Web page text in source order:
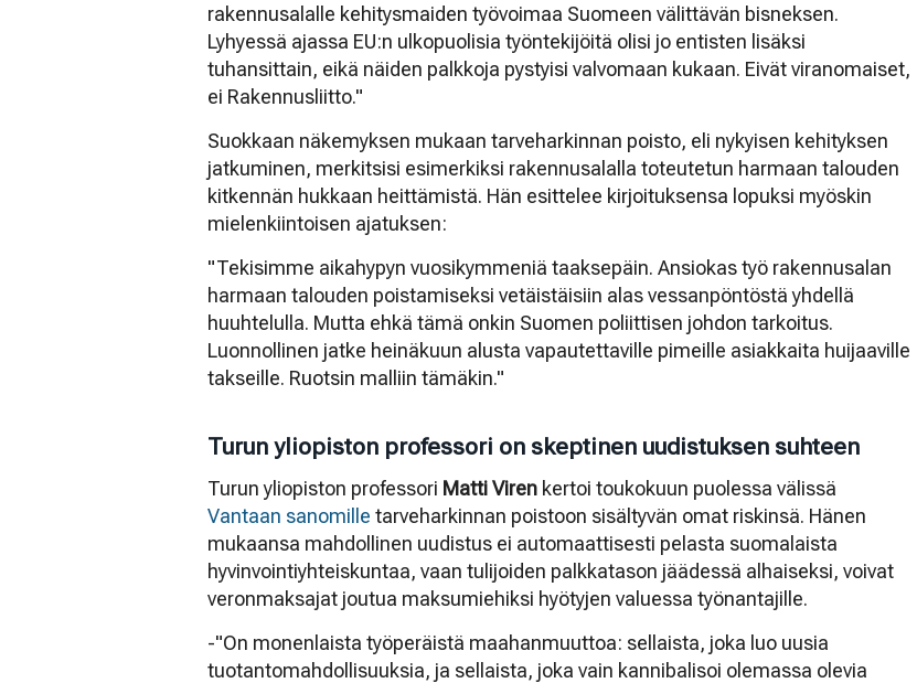
rakennusalalle kehitysmaiden työvoimaa Suomeen välittävän bisneksen.
Lyhyessä ajassa EU:n ulkopuolisia työntekijöitä olisi jo entisten lisäksi
tuhansittain, eikä näiden palkkoja pystyisi valvomaan kukaan. Eivät viranomaiset,
ei Rakennusliitto."
Suokkaan näkemyksen mukaan tarveharkinnan poisto, eli nykyisen kehityksen
jatkuminen, merkitsisi esimerkiksi rakennusalalla toteutetun harmaan talouden
kitkennän hukkaan heittämistä. Hän esittelee kirjoituksensa lopuksi myöskin
mielenkiintoisen ajatuksen:
"Tekisimme aikahypyn vuosikymmeniä taaksepäin. Ansiokas työ rakennusalan
harmaan talouden poistamiseksi vetäistäisiin alas vessanpöntöstä yhdellä
huuhtelulla. Mutta ehkä tämä onkin Suomen poliittisen johdon tarkoitus.
Luonnollinen jatke heinäkuun alusta vapautettaville pimeille asiakkaita huijaaville
takseille. Ruotsin malliin tämäkin."
Turun yliopiston professori on skeptinen uudistuksen suhteen
Turun yliopiston professori Matti Viren kertoi toukokuun puolessa välissä
Vantaan sanomille tarveharkinnan poistoon sisältyvän omat riskinsä. Hänen
mukaansa mahdollinen uudistus ei automaattisesti pelasta suomalaista
hyvinvointiyhteiskuntaa, vaan tulijoiden palkkatason jäädessä alhaiseksi, voivat
veronmaksajat joutua maksumiehiksi hyötyjen valuessa työnantajille.
-"On monenlaista työperäistä maahanmuuttoa: sellaista, joka luo uusia
tuotantomahdollisuuksia, ja sellaista, joka vain kannibalisoi olemassa olevia